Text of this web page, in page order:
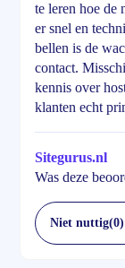
te leren hoe
er snel en
bellen is de
contact.
kennis over
klanten echt
Sitegurus.nl
Was deze
Niet nuttig(0)